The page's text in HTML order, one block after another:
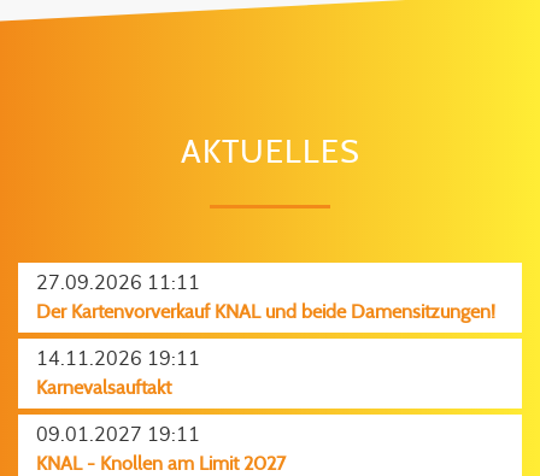
AKTUELLES
27.09.2026 11:11
Der Kartenvorverkauf KNAL und beide Damensitzungen!
14.11.2026 19:11
Karnevalsauftakt
09.01.2027 19:11
KNAL - Knollen am Limit 2027